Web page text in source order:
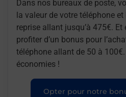
Dans nos bureaux de poste,
la valeur de votre téléphone
reprise allant jusqu’à 475€.
profiter d’un bonus pour
téléphone allant de 50 à
économies !
Opter pour notre